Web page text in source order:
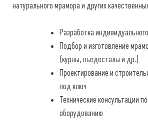
натурального мрамора и других
Разработка
Подбор и изготовление
(курны, пьедесталы и др.)
Проектирование и
под ключ
Технические консультации
оборудованию